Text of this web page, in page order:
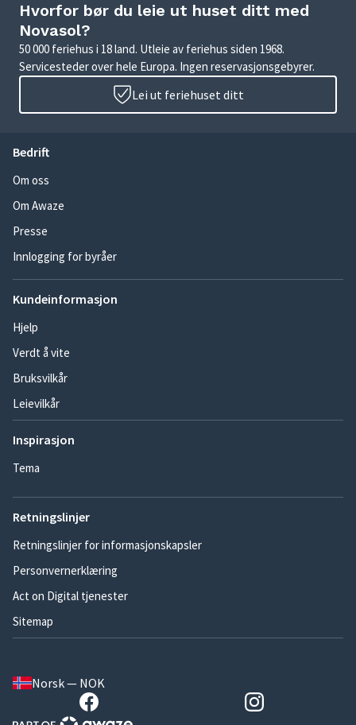
Hvorfor bør du leie ut huset ditt med
Novasol?
50 000 feriehus i 18 land. Utleie av feriehus siden 1968.
Servicesteder over hele Europa. Ingen reservasjonsgebyrer.
Lei ut feriehuset ditt
Bedrift
Om oss
Om Awaze
Presse
Innlogging for byråer
Kundeinformasjon
Hjelp
Verdt å vite
Bruksvilkår
Leievilkår
Inspirasjon
Tema
Retningslinjer
Retningslinjer for informasjonskapsler
Personvernerklæring
Act on Digital tjenester
Sitemap
Norsk — NOK